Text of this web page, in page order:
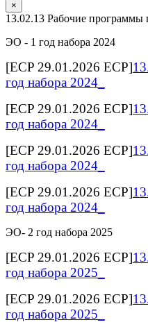
×
13.02.13 Рабочие программы
ЭО - 1 год набора 2024
[ECP 29.01.2026 ECP]
год набора 2024_
[ECP 29.01.2026 ECP]
год набора 2024_
[ECP 29.01.2026 ECP]
год набора 2024_
[ECP 29.01.2026 ECP]
год набора 2024_
ЭО- 2 год набора 2025
[ECP 29.01.2026 ECP]
год набора 2025_
[ECP 29.01.2026 ECP]
год набора 2025_